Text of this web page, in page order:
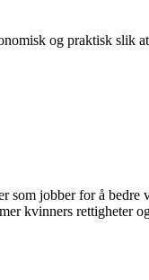
og praktisk slik
jobber for å
kvinners rettigheter